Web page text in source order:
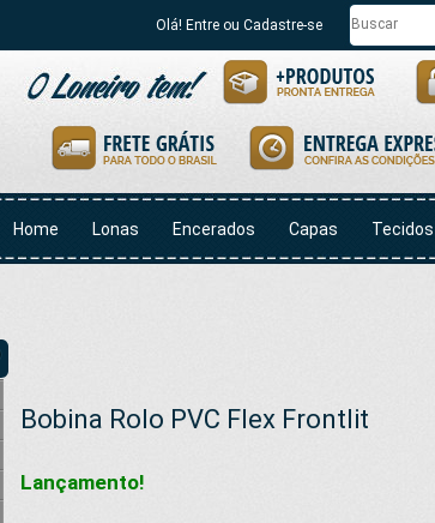
Olá! Entre ou Cadastre-se
Home Lonas Encerados Capas Tecidos
Bobina Rolo PVC Flex Frontlit
Lançamento!